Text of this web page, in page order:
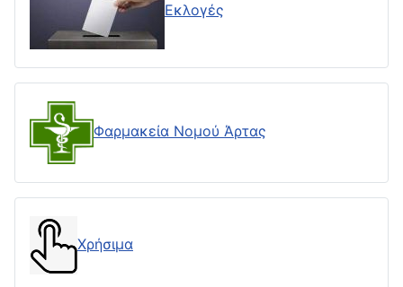
Εκλογές
Φαρμακεία Νομού Άρτας
Χρήσιμα